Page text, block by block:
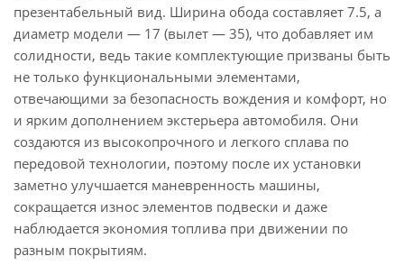
презентабельный вид. Ширина обода составляет 7.5, а
диаметр модели — 17 (вылет — 35), что добавляет им
солидности, ведь такие комплектующие призваны быть
не только функциональными элементами,
отвечающими за безопасность вождения и комфорт, но
и ярким дополнением экстерьера автомобиля. Они
создаются из высокопрочного и легкого сплава по
передовой технологии, поэтому после их установки
заметно улучшается маневренность машины,
сокращается износ элементов подвески и даже
наблюдается экономия топлива при движении по
разным покрытиям.